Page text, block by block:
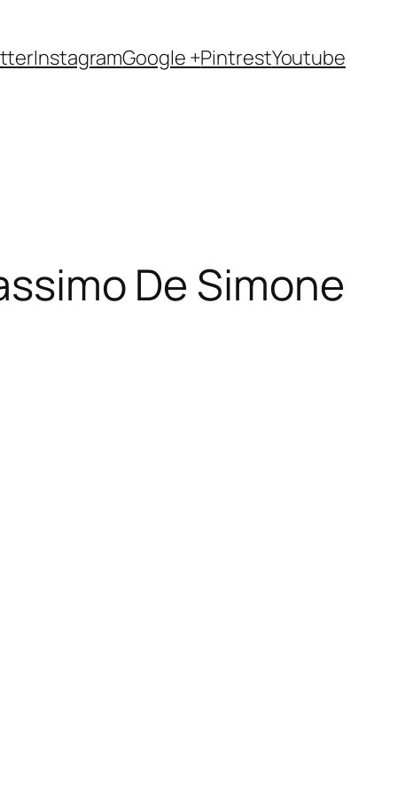
InstagramGoogle +PintrestYoutube
De Simone